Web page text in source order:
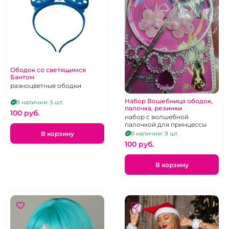
Ободок со светящимся
Бантом
разноцветные ободки
В наличии: 5 шт.
100 pуб.
В корзину
Набор Вошебница ободок,
палочка, резинки
набор с волшебной
палочкой для принцессы
В наличии: 9 шт.
100 pуб.
В корзину